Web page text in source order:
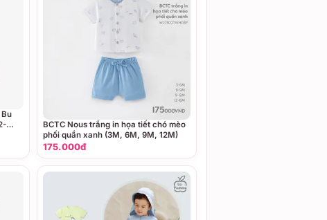
BCTC Nous trắng in họa tiết chó mèo
phối quần xanh (3M, 6M, 9M, 12M)
175.000đ